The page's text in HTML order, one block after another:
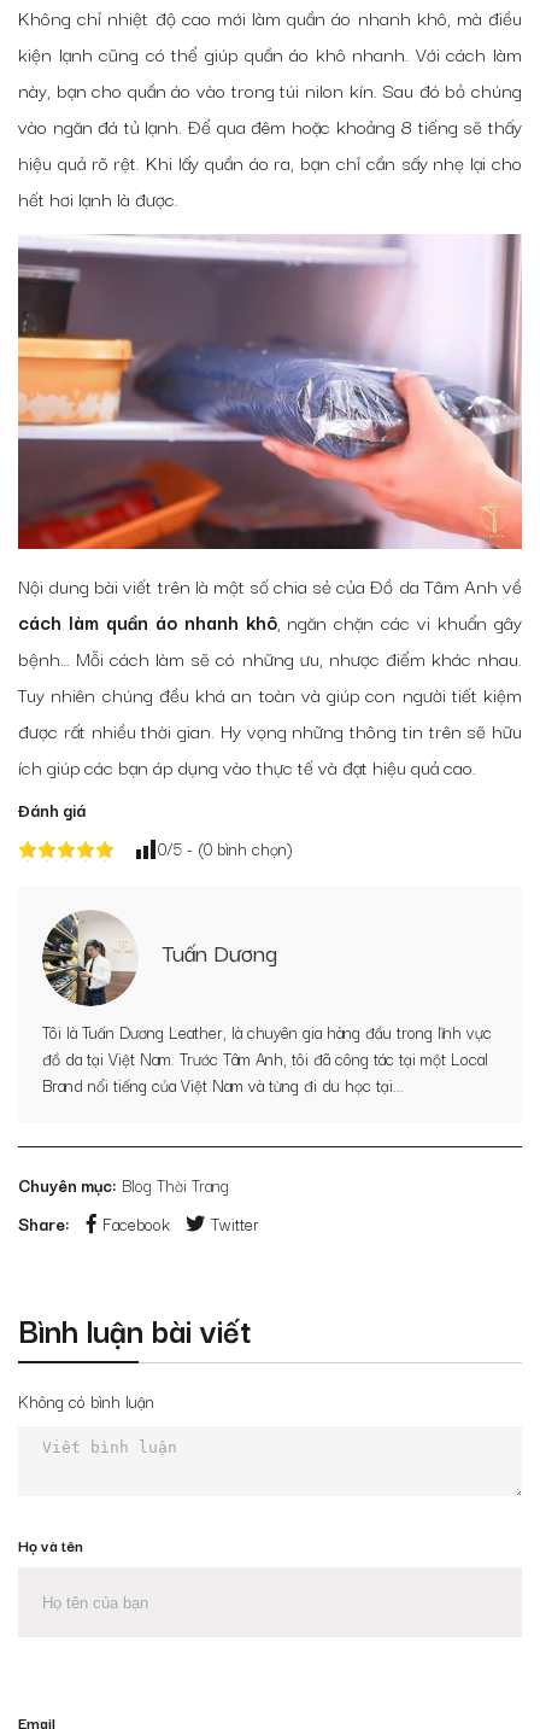
Không chỉ nhiệt độ cao mới làm quần áo nhanh khô, mà điều
kiện lạnh cũng có thể giúp quần áo khô nhanh. Với cách làm
này, bạn cho quần áo vào trong túi nilon kín. Sau đó bỏ chúng
vào ngăn đá tủ lạnh. Để qua đêm hoặc khoảng 8 tiếng sẽ thấy
hiệu quả rõ rệt. Khi lấy quần áo ra, bạn chỉ cần sấy nhẹ lại cho
hết hơi lạnh là được.
Nội dung bài viết trên là một số chia sẻ của Đồ da Tâm Anh về
cách làm quần áo nhanh khô, ngăn chặn các vi khuẩn gây
bệnh… Mỗi cách làm sẽ có những ưu, nhược điểm khác nhau.
Tuy nhiên chúng đều khá an toàn và giúp con người tiết kiệm
được rất nhiều thời gian. Hy vọng những thông tin trên sẽ hữu
ích giúp các bạn áp dụng vào thực tế và đạt hiệu quả cao.
Đánh giá
0/5 - (0 bình chọn)
Tuấn Dương
Tôi là Tuấn Dương Leather, là chuyên gia hàng đầu trong lĩnh vực
đồ da tại Việt Nam. Trước Tâm Anh, tôi đã công tác tại một Local
Brand nổi tiếng của Việt Nam và từng đi du học tại...
Chuyên mục: Blog Thời Trang
Share:
Facebook Twitter
Bình luận bài viết
Không có bình luận
Họ và tên
Email